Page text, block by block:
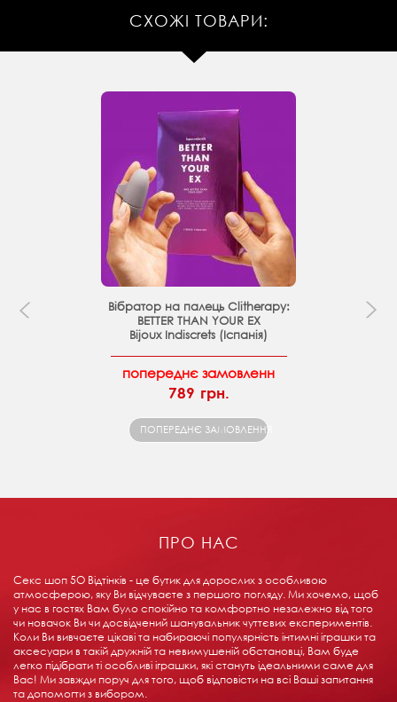
СХОЖІ ТОВАРИ:
Вібратор на палець Clitherapy:
BETTER THAN YOUR EX
Bijoux Indiscrets (Іспанія)
попереднє замовленн
789 грн.
ПОПЕРЕДНЄ ЗАМОВЛЕННЯ
ПРО НАС
Секс шоп 5О Відтінків - це бутик для дорослих з особливою
атмосферою, яку Ви відчуваєте з першого погляду. Ми хочемо, щоб
у нас в гостях Вам було спокійно та комфортно незалежно від того
чи новачок Ви чи досвідчений шанувальник чуттєвих експериментів.
Коли Ви вивчаєте цікаві та набираючі популярність інтимні іграшки та
аксесуари в такій дружній та невимушеній обстановці, Вам буде
легко підібрати ті особливі іграшки, які стануть ідеальними саме для
Вас! Ми завжди поруч для того, щоб відповісти на всі Ваші запитання
та допомогти з вибором.